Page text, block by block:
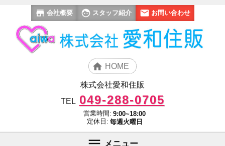
会社概要 スタッフ紹介 お問い合わせ
HOME
株式会社愛和住販
TEL 049-288-0705
営業時間: 9:00~18:00
定休日: 毎週火曜日
メニュー